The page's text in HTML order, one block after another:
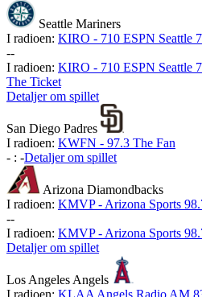
Seattle Mariners
I radioen: KIRO - 710 ESPN Seattle
--
I radioen: KIRO - 710 ESPN Seattle
The Ticket
Detaljer om spillet
San Diego Padres
I radioen: KWFN - 97.3 The Fan
- : -Detaljer om spillet
Arizona Diamondbacks
I radioen: KMVP - Arizona Sports
--
I radioen: KMVP - Arizona Sports
Detaljer om spillet
Los Angeles Angels